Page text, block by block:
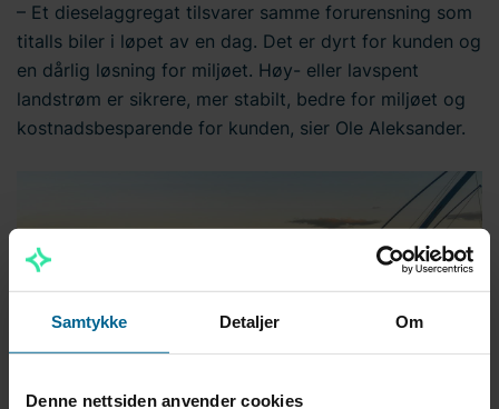
Samtykke Detaljer Om
Denne nettsiden anvender cookies
– Et dieselaggregat tilsvarer samme forurensning som
titalls biler i løpet av en dag. Det er dyrt for kunden og
en dårlig løsning for miljøet. Høy- eller lavspent
landstrøm er sikrere, mer stabilt, bedre for miljøet og
kostnadsbesparende for kunden, sier Ole Aleksander.